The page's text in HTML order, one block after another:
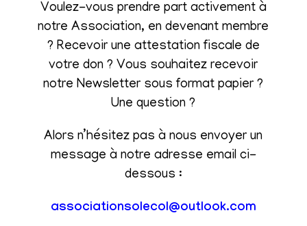
Voulez-vous prendre part activement à
notre Association, en devenant membre
? Recevoir une attestation fiscale de
votre don ? Vous souhaitez recevoir
notre Newsletter sous format papier ?
Une question ?
Alors n’hésitez pas à nous envoyer un
message à notre adresse email ci-
dessous :
associationsolecol@outlook.com